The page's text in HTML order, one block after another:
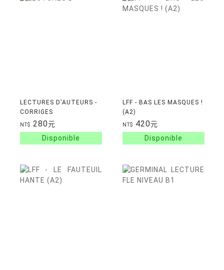
LECTURES D'AUTEURS -
CORRIGES
NT$ 280元
LFF - BAS LES MASQUES !
(A2)
NT$ 420元